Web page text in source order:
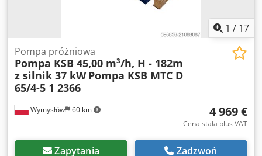
1 / 17
Wymysłów 60 km
Pompa próżniowa
Pompa KSB 45,00 m³/h, H - 182m
z silnik 37 kW Pompa KSB MTC D
65/4-5 1 2366
4 969 €
Cena stała plus VAT
Zapytania Zadzwoń